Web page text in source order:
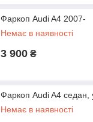
Фаркоп Audi A4 2007-
Немає в наявності
3 900 ₴
Фаркоп Audi A4 седан,
Немає в наявності